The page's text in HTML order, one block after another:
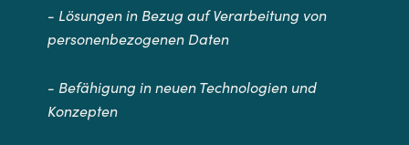
- Lösungen in Bezug auf Verarbeitung von
personenbezogenen Daten
- Befähigung in neuen Technologien und
Konzepten